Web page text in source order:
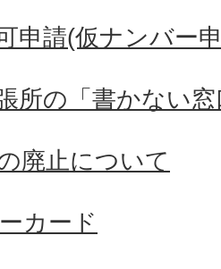
申請(仮ナンバー
所の「書かない
廃止について
カード